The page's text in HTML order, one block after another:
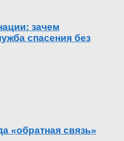
зачем
спасения без
«обратная связь»